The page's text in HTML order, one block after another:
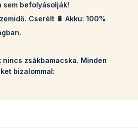
sem befolyásolják!
Cserélt 🔋 Akku: 100%
zsákbamacska. Minden
bizalommal: